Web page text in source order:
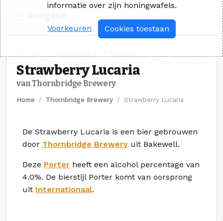
Strawberry Lucaria
van Thornbridge Brewery
Home Thornbridge Brewery Strawberry Lucaria
De Strawberry Lucaria is een bier gebrouwen
door Thornbridge Brewery uit Bakewell.
Deze Porter heeft een alcohol percentage van
4.0%. De bierstijl Porter komt van oorsprong
uit Internationaal.
informatie over zijn honingwafels.
Voorkeuren Cookies toestaan